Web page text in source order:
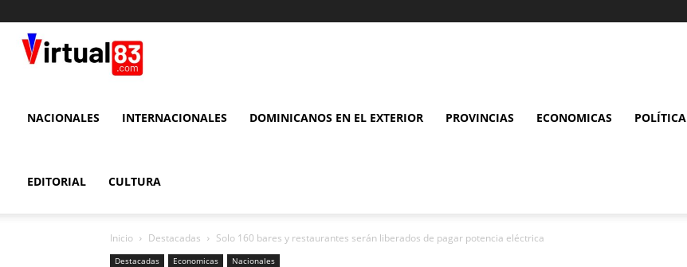
83
NACIONALES INTERNACIONALES DOMINICANOS EN EL EXTERIOR PROVINCIAS ECONOMICAS POLÍTICA
EDITORIAL CULTURA
Inicio Destacadas Solo 160 bares y restaurantes serán liberados de pagar potencia eléctrica
Destacadas Economicas Nacionales